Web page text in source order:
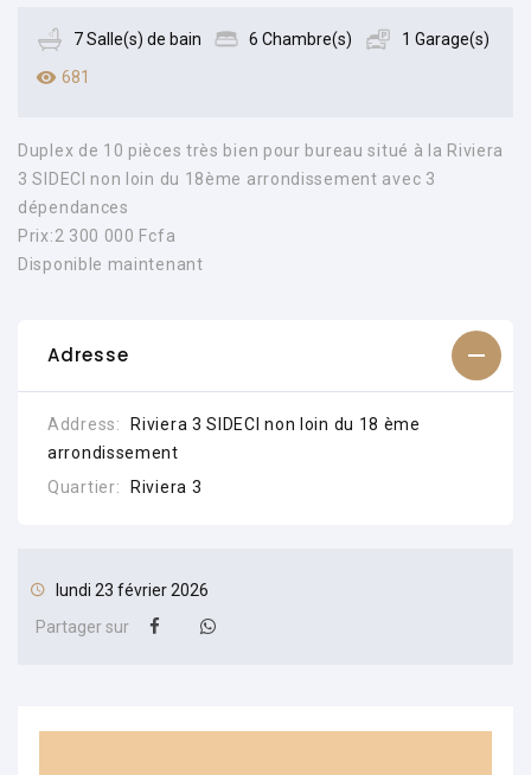
7 Salle(s) de bain 6 Chambre(s)
1 Garage(s)
681
Duplex de 10 pièces très bien pour bureau situé à la Riviera
3 SIDECI non loin du 18ème arrondissement avec 3
dépendances
Prix:2 300 000 Fcfa
Disponible maintenant
Adresse
Address:
Riviera 3 SIDECI non loin du 18 ème
arrondissement
Quartier:
Riviera 3
lundi 23 février 2026
Partager sur